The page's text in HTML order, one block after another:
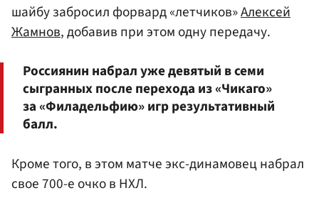
шайбу забросил форвард «летчиков»Алексей
Жамнов, добавив при этом одну передачу.
Россиянин набрал уже девятый в семи
сыгранных после перехода из «Чикаго»
за «Филадельфию» игр результативный
балл.
Кроме того, в этом матче экс-динамовец набрал
свое 700-е очко в НХЛ.